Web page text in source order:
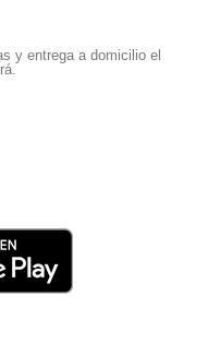
y entrega a domicilio el